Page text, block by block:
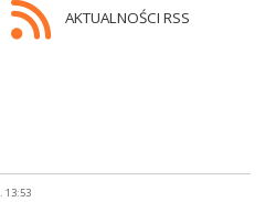
AKTUALNOŚCI RSS
13:53